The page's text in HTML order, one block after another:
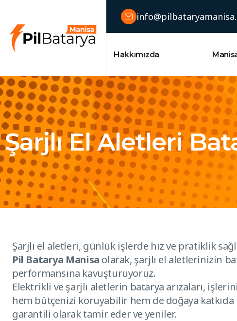
Hakkımızda
Şarjlı El Aletleri
Şarjlı el aletleri, günlük işlerde hız ve pratiklik
Pil Batarya Manisa olarak, şarjlı el aletlerinizin
performansına kavuşturuyoruz.
Elektrikli ve şarjlı aletlerin batarya arızaları,
hem bütçenizi koruyabilir hem de doğaya
garantili olarak tamir eder ve yeniler.